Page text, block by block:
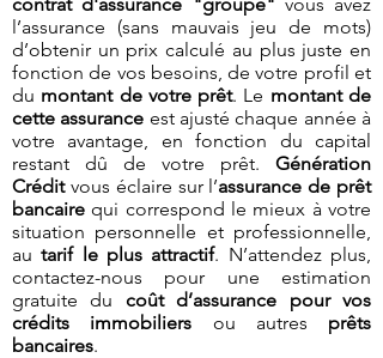
l’assurance (sans mauvais jeu de mots)
d’obtenir un prix calculé au plus juste en
fonction de vos besoins, de votre profil et
du montant de votre prêt. Le montant de
cette assurance est ajusté chaque année à
votre avantage, en fonction du capital
restant dû de votre prêt. Génération
Créditvous éclaire sur l’assurance de prêt
bancaire qui correspond le mieux à votre
situation personnelle et professionnelle,
autarif le plus attractif. N’attendez plus,
contactez-nous pour une estimation
gratuite du coût d’assurance pour vos
crédits immobiliers ou autres prêts
bancaires.